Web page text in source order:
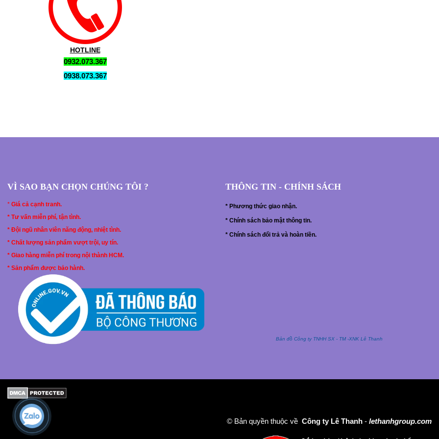
HOTLINE
0932.073.367
0938.073.367
VÌ SAO BẠN CHỌN CHÚNG TÔI ?
* Giá cả cạnh tranh.
* Tư vấn miễn phí, tận tình.
* Đội ngũ nhân viên năng động, nhiệt tình.
* Chất lượng sản phẩm vượt trội, uy tín.
* Giao hàng miễn phí trong nội thành HCM.
* Sản phẩm được bảo hành.
THÔNG TIN - CHÍNH SÁCH
* Phương thức giao nhận.
* Chính sách bảo mật thông tin.
* Chính sách đổi trả và hoàn tiền.
Bản đồ Công ty TNHH SX - TM -XNK Lê Thanh
© Bản quyền thuộc về Công ty Lê Thanh - lethanhgroup.com